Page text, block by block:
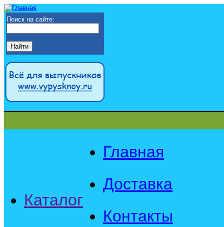
Поиск на сайте:
Каталог
Главная
Доставка
Контакты